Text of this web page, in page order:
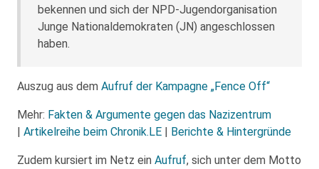
bekennen und sich der NPD-Jugendorganisation
Junge Nationaldemokraten (JN) angeschlossen
haben.
Auszug aus dem Aufruf der Kampagne „Fence Off“
Mehr: Fakten & Argumente gegen das Nazizentrum
| Artikelreihe beim Chronik.LE | Berichte & Hintergründe
Zudem kursiert im Netz ein Aufruf, sich unter dem Motto